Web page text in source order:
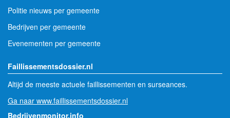
Politie nieuws per gemeente
Bedrijven per gemeente
Evenementen per gemeente
Faillissementsdossier.nl
Altijd de meeste actuele faillissementen en surseances.
Ga naar www.faillissementsdossier.nl
Bedrijvenmonitor.info